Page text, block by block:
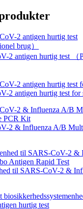
2 antigen hurtig test （
2 antigen hurtig test for
2 & Influenza A/B
til SARS-CoV-2 &